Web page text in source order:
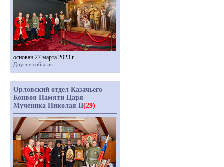
основан 27 марта 2023 г.
Другие события
Орловский отдел Казачьего
Конвоя Памяти Царя
Мученика Николая II(29)